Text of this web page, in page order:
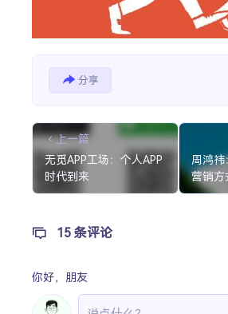
分享
上一篇
无觅APP工场：个人APP
时代到来
周鸿祎
营销方
15 条评论
你好， 朋友